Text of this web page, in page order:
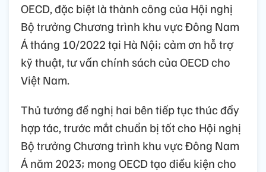
OECD, đặc biệt là thành công của Hội nghị
Bộ trưởng Chương trình khu vực Đông Nam
Á tháng 10/2022 tại Hà Nội; cảm ơn hỗ trợ
kỹ thuật, tư vấn chính sách của OECD cho
Việt Nam.
Thủ tướng đề nghị hai bên tiếp tục thúc đẩy
hợp tác, trước mắt chuẩn bị tốt cho Hội nghị
Bộ trưởng Chương trình khu vực Đông Nam
Á năm 2023; mong OECD tạo điều kiện cho